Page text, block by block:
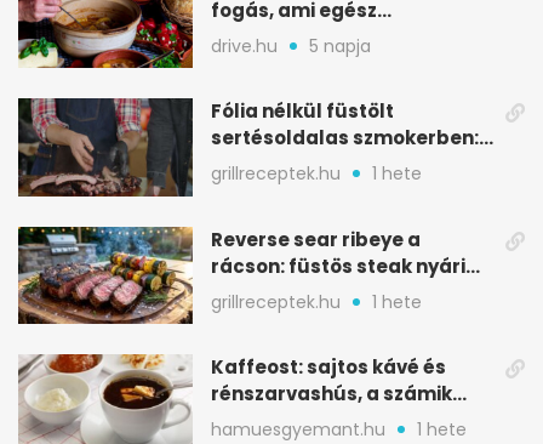
fogás, ami egész
csapatokat jóllakatott
drive.hu 5 napja
Fólia nélkül füstölt
sertésoldalas szmokerben:
ropogós bark, 6 óra
grillreceptek.hu 1 hete
Reverse sear ribeye a
rácson: füstös steak nyári
tökkebabbal
grillreceptek.hu 1 hete
Kaffeost: sajtos kávé és
rénszarvashús, a számik
melegítő itala
hamuesgyemant.hu 1 hete